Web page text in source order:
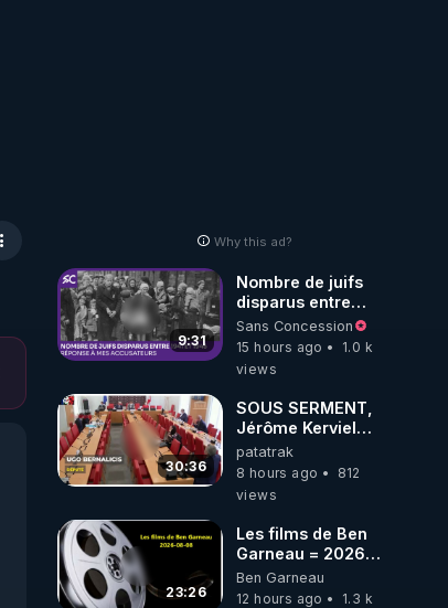
Why this ad?
9:31
Nombre de juifs
disparus entre
1941 et 1945
(Réponse à mes
accusateurs)
Sans Concession
15 hours ago
1.0 k
views
30:36
SOUS SERMENT,
Jérôme Kerviel
balance tout à
l'Assemblée !
patatrak
8 hours ago
812
views
23:26
Les films de Ben
Garneau = 2026-
08-08
Ben Garneau
12 hours ago
1.3 k